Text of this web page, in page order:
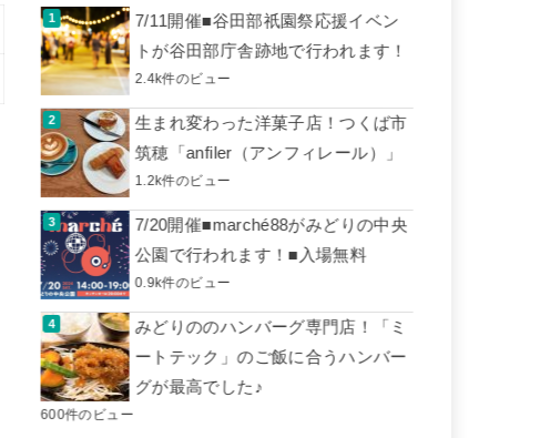
7/11開催■谷田部祇園祭応援イベン
トが谷田部庁舎跡地で行われます！
2.4k件のビュー
生まれ変わった洋菓子店！つくば市
筑穂「anfiler（アンフィレール）」
1.2k件のビュー
7/20開催■marché88がみどりの中央
公園で行われます！■入場無料
0.9k件のビュー
みどりののハンバーグ専門店！「ミ
ートテック」のご飯に合うハンバー
グが最高でした♪
600件のビュー